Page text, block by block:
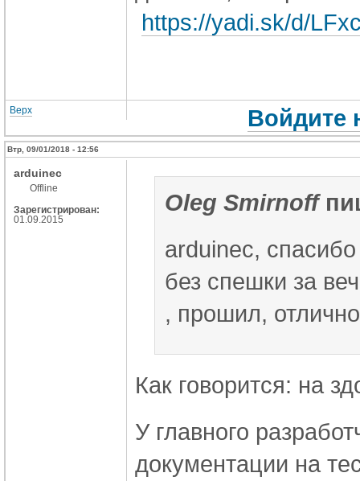
https://yadi.sk/d/
Верх Войдите
Втр, 09/01/2018 - 12:56
arduinec
Offline
Зарегистрирован:
01.09.2015
Oleg Smirnoff
arduinec,
без спешки за
, прошил,
Как говорится: на
У главного
документации на